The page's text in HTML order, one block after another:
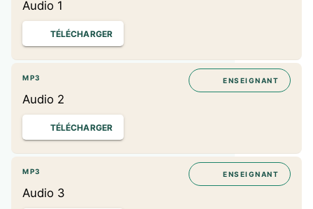
Audio 1
TÉLÉCHARGER
MP3
Audio 2
ENSEIGNANT
TÉLÉCHARGER
MP3
Audio 3
ENSEIGNANT